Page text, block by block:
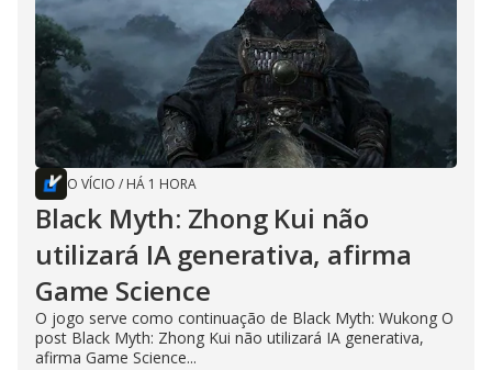
O VÍCIO / HÁ 1 HORA
Black Myth: Zhong Kui não
utilizará IA generativa, afirma
Game Science
O jogo serve como continuação de Black Myth: Wukong O
post Black Myth: Zhong Kui não utilizará IA generativa,
afirma Game Science...